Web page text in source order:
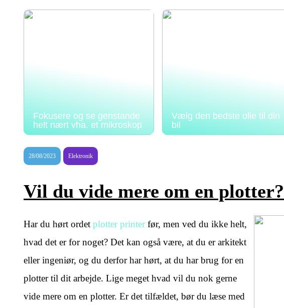
Fokusere og se genstande
helt nært vha. et mikroskop
Vælg den bedste olie til din
bil
28/08/2023 Elektronik
Vil du vide mere om en plotter?
Har du hørt ordet plotter printer før, men ved du ikke helt,
hvad det er for noget? Det kan også være, at du er arkitekt
eller ingeniør, og du derfor har hørt, at du har brug for en
plotter til dit arbejde. Lige meget hvad vil du nok gerne
vide mere om en plotter. Er det tilfældet, bør du læse med